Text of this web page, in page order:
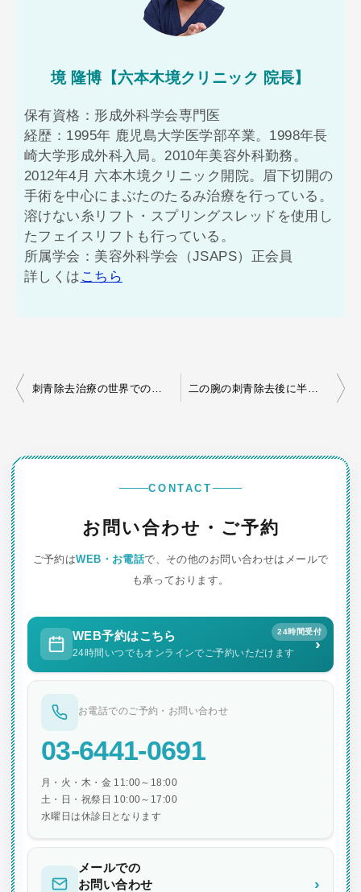
境 隆博【六本木境クリニック 院長】
保有資格：形成外科学会専門医
経歴：1995年 鹿児島大学医学部卒業。1998年長
崎大学形成外科入局。2010年美容外科勤務。
2012年4月 六本木境クリニック開院。眉下切開の
手術を中心にまぶたのたるみ治療を行っている。
溶けない糸リフト・スプリングスレッドを使用し
たフェイスリフトも行っている。
所属学会：美容外科学会（JSAPS）正会員
詳しくは こちら
投
ビ
CONTACT
お問い合わせ・ご予約
ご予約はWEB・お電話で、その他のお問い合わせはメールで
も承っております。
24時間受付
WEB予約はこちら
24時間いつでもオンラインでご予約いただけます ›
お電話でのご予約・お問い合わせ
03-6441-0691
月・火・木・金 11:00～18:00
土・日・祝祭日 10:00～17:00
水曜日は休診日となります
メールでの
お問い合わせ
›